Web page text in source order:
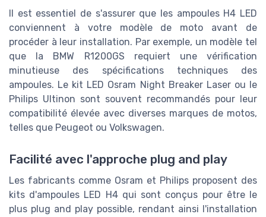
Il est essentiel de s'assurer que les ampoules H4 LED
conviennent à votre modèle de moto avant de
procéder à leur installation. Par exemple, un modèle tel
que la BMW R1200GS requiert une vérification
minutieuse des spécifications techniques des
ampoules. Le kit LED Osram Night Breaker Laser ou le
Philips Ultinon sont souvent recommandés pour leur
compatibilité élevée avec diverses marques de motos,
telles que Peugeot ou Volkswagen.
Facilité avec l'approche plug and play
Les fabricants comme Osram et Philips proposent des
kits d'ampoules LED H4 qui sont conçus pour être le
plus plug and play possible, rendant ainsi l'installation